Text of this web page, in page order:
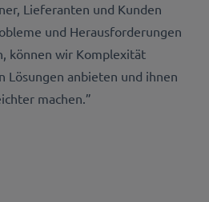
Lieferanten und Kunden
und Herausforderungen
können wir Komplexität
Lösungen anbieten und ihnen
machen.”